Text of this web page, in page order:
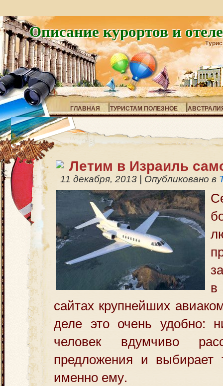
Описание курортов и
ГЛАВНАЯ ТУРИСТАМ ПОЛЕЗНОЕ
Летим в Израиль
11 декабря, 2013 Опубликовано в
сайтах крупнейших
деле это очень удобно:
человек вдумчиво
предложения и выбирает
именно ему.